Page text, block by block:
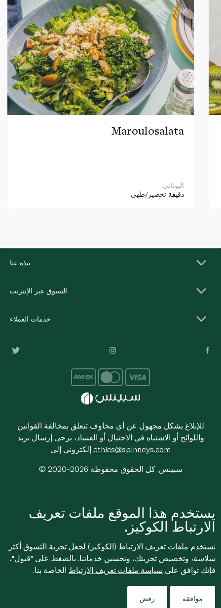
Maroulosalata
اليوناني
دقيقة تحضير/طهي
نبذة عنا
التسوق عبر الإنترنت
خدمات العملاء
للإبلاغ بشكل مجهول عن أي مخاوف تتعلق بمخالفة القوانين
واللوائح أو الاشتباه في الاحتيال أو الفساد، يرجى إرسال بريد
ethics@spinneys.com
© 2020-2026 سبينس. كل الحقوق محفوظة
يستخدم هذا الموقع ملفات تعريف
الارتباط الكوكيز.
نستخدم ملفات تعريف الارتباط (الكوكيز) لجعل تجربة التسوق أكثر
سلاسة، وتخصيص تجربتك، وتحسين خدماتنا. بالضغط على "قبول"،
فإنك توافق على سياسة ملفات تعريف الارتباط الخاصة بنا.
موافقة رفض